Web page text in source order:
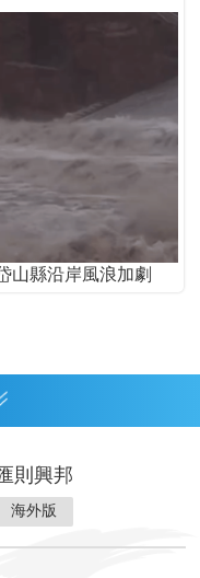
山縣沿岸風浪加劇
則興邦
海外版